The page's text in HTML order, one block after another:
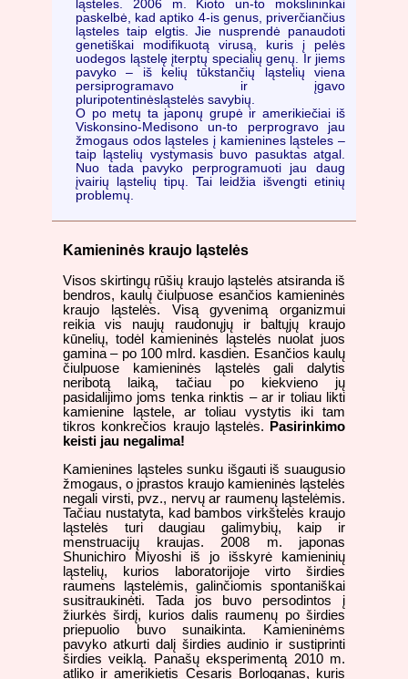
ląsteles. 2006 m. Kioto un-to mokslininkai
paskelbė, kad aptiko 4-is genus, priverčiančius
ląsteles taip elgtis. Jie nusprendė panaudoti
genetiškai modifikuotą virusą, kuris į pelės
uodegos ląstelę įterptų specialių genų. Ir jiems
pavyko – iš kelių tūkstančių ląstelių viena
persiprogramavo ir įgavo
pluripotentinėsląstelės savybių.
O po metų ta japonų grupė ir amerikiečiai iš
Viskonsino-Medisono un-to perprogravo jau
žmogaus odos ląsteles į kamienines ląsteles –
taip ląstelių vystymasis buvo pasuktas atgal.
Nuo tada pavyko perprogramuoti jau daug
įvairių ląstelių tipų. Tai leidžia išvengti etinių
problemų.
Kamieninės kraujo ląstelės
Visos skirtingų rūšių kraujo ląstelės atsiranda iš
bendros, kaulų čiulpuose esančios kamieninės
kraujo ląstelės. Visą gyvenimą organizmui
reikia vis naujų raudonųjų ir baltųjų kraujo
kūnelių, todėl kamieninės ląstelės nuolat juos
gamina – po 100 mlrd. kasdien. Esančios kaulų
čiulpuose kamieninės ląstelės gali dalytis
neribotą laiką, tačiau po kiekvieno jų
pasidalijimo joms tenka rinktis – ar ir toliau likti
kamienine ląstele, ar toliau vystytis iki tam
tikros konkrečios kraujo ląstelės.
Pasirinkimo
keisti jau negalima!
Kamienines ląsteles sunku išgauti iš suaugusio
žmogaus, o įprastos kraujo kamieninės ląstelės
negali virsti, pvz., nervų ar raumenų ląstelėmis.
Tačiau nustatyta, kad bambos virkštelės kraujo
ląstelės turi daugiau galimybių, kaip ir
menstruacijų kraujas. 2008 m. japonas
Shunichiro Miyoshi iš jo išskyrė kamieninių
ląstelių, kurios laboratorijoje virto širdies
raumens ląstelėmis, galinčiomis spontaniškai
susitraukinėti. Tada jos buvo persodintos į
žiurkės širdį, kurios dalis raumenų po širdies
priepuolio buvo sunaikinta. Kamieninėms
pavyko atkurti dalį širdies audinio ir sustiprinti
širdies veiklą. Panašų eksperimentą 2010 m.
atliko ir amerikietis Cesaris Borloganas, kuris